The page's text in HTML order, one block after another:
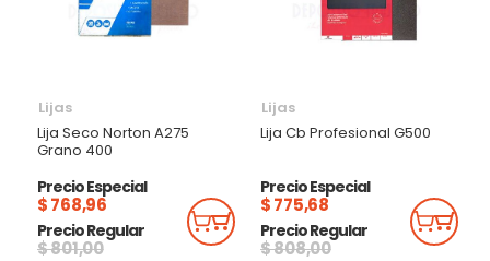
Lijas
Lija Seco Norton A275
Grano 400
Precio Especial
$ 768,96
Precio Regular
$ 801,00
Añadir Al Carrito
Lijas
Lija Cb Profesional G500
Precio Especial
$ 775,68
Precio Regular
$ 808,00